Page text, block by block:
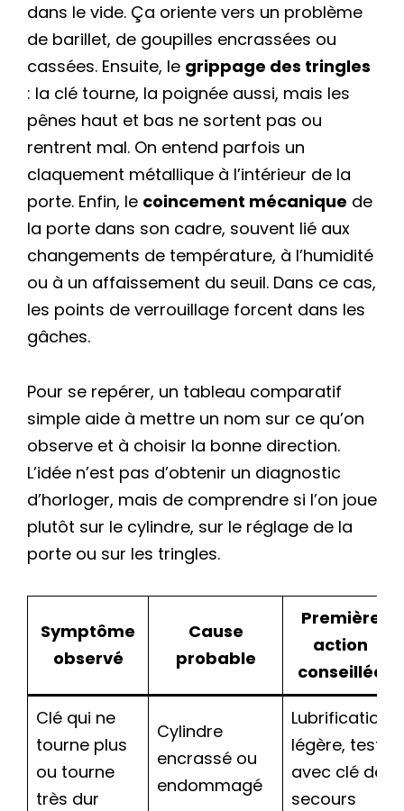
dans le vide. Ça oriente vers un problème
de barillet, de goupilles encrassées ou
cassées. Ensuite, le grippage des tringles
: la clé tourne, la poignée aussi, mais les
pênes haut et bas ne sortent pas ou
rentrent mal. On entend parfois un
claquement métallique à l’intérieur de la
porte. Enfin, le coincement mécanique de
la porte dans son cadre, souvent lié aux
changements de température, à l’humidité
ou à un affaissement du seuil. Dans ce cas,
les points de verrouillage forcent dans les
gâches.
Pour se repérer, un tableau comparatif
simple aide à mettre un nom sur ce qu’on
observe et à choisir la bonne direction.
L’idée n’est pas d’obtenir un diagnostic
d’horloger, mais de comprendre si l’on joue
plutôt sur le cylindre, sur le réglage de la
porte ou sur les tringles.
Symptôme
observé
Cause
probable
Première
action
conseillée
Clé qui ne
tourne plus
ou tourne
très dur
Cylindre
encrassé ou
endommagé
Lubrification
légère, test
avec clé de
secours